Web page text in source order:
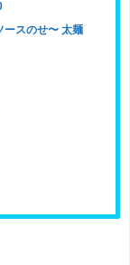
ースのせ〜 太麺